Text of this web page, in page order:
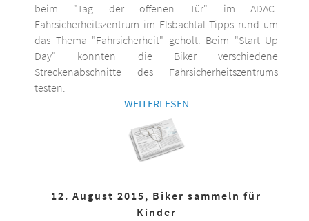
beim "Tag der offenen Tür" im ADAC-
Fahrsicherheitszentrum im Elsbachtal Tipps rund um
das Thema "Fahrsicherheit" geholt. Beim "Start Up
Day" konnten die Biker verschiedene
Streckenabschnitte des Fahrsicherheitszentrums
testen.
WEITERLESEN
12. August 2015, Biker sammeln für
Kinder